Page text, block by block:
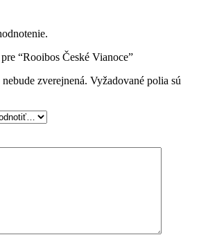
“Rooibos České Vianoce”
zverejnená. Vyžadované polia sú